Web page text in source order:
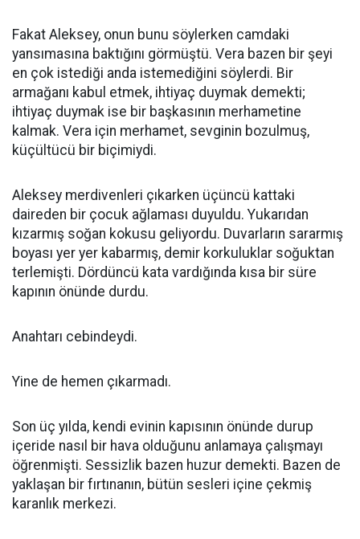
Fakat Aleksey, onun bunu söylerken camdaki
yansımasına baktığını görmüştü. Vera bazen bir şeyi
en çok istediği anda istemediğini söylerdi. Bir
armağanı kabul etmek, ihtiyaç duymak demekti;
ihtiyaç duymak ise bir başkasının merhametine
kalmak. Vera için merhamet, sevginin bozulmuş,
küçültücü bir biçimiydi.
Aleksey merdivenleri çıkarken üçüncü kattaki
daireden bir çocuk ağlaması duyuldu. Yukarıdan
kızarmış soğan kokusu geliyordu. Duvarların sararmış
boyası yer yer kabarmış, demir korkuluklar soğuktan
terlemişti. Dördüncü kata vardığında kısa bir süre
kapının önünde durdu.
Anahtarı cebindeydi.
Yine de hemen çıkarmadı.
Son üç yılda, kendi evinin kapısının önünde durup
içeride nasıl bir hava olduğunu anlamaya çalışmayı
öğrenmişti. Sessizlik bazen huzur demekti. Bazen de
yaklaşan bir fırtınanın, bütün sesleri içine çekmiş
karanlık merkezi.